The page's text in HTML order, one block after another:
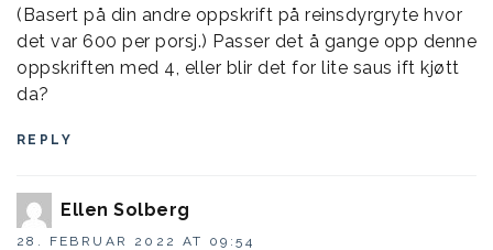
(Basert på din andre oppskrift på reinsdyrgryte hvor
det var 600 per porsj.) Passer det å gange opp denne
oppskriften med 4, eller blir det for lite saus ift kjøtt
da?
REPLY
Ellen Solberg
28. FEBRUAR 2022 AT 09:54